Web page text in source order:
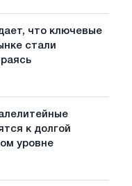
что ключевые
стали
к долгой
уровне